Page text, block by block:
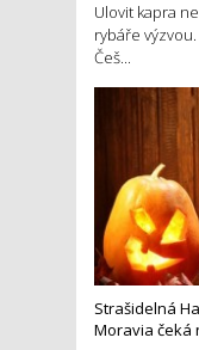
Ulovit kapra
rybáře
Češ...
Strašidelná
Moravia čeká